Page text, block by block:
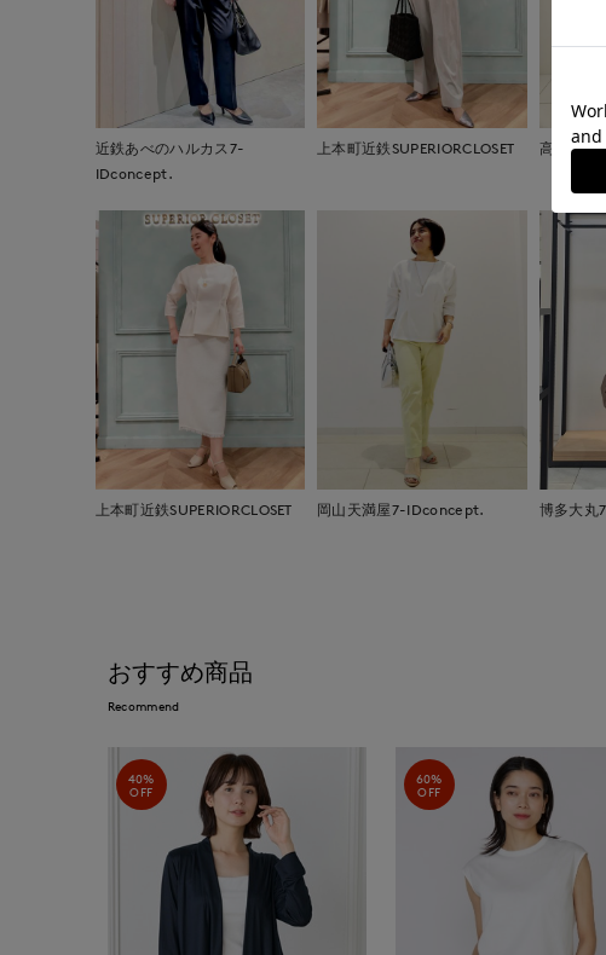
近鉄あべのハルカス7-
IDconcept.
上本町近鉄SUPERIORCLOSET 高松三越
上本町近鉄SUPERIORCLOSET 岡山天満屋7-IDconcept. 博多大丸
おすすめ商品
Recommend
40%
OFF
60%
OFF